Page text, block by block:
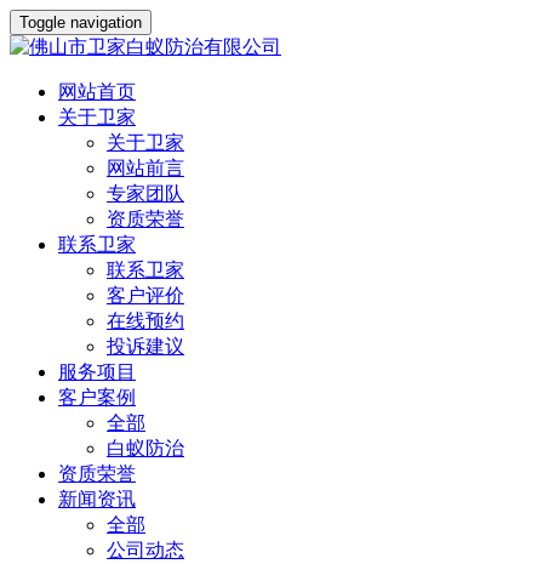
Toggle navigation
网站首页
关于卫家
关于卫家
网站前言
专家团队
资质荣誉
联系卫家
联系卫家
客户评价
在线预约
投诉建议
服务项目
客户案例
全部
白蚁防治
资质荣誉
新闻资讯
全部
公司动态